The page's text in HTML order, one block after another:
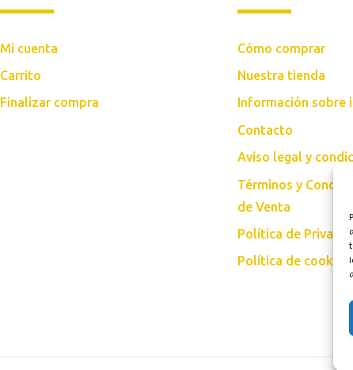
Mi cuenta
Carrito
Finalizar compra
Cómo comprar
Nuestra tienda
Información sobre
Contacto
Aviso legal y
Términos y
de Venta
Política de
Política de cookies